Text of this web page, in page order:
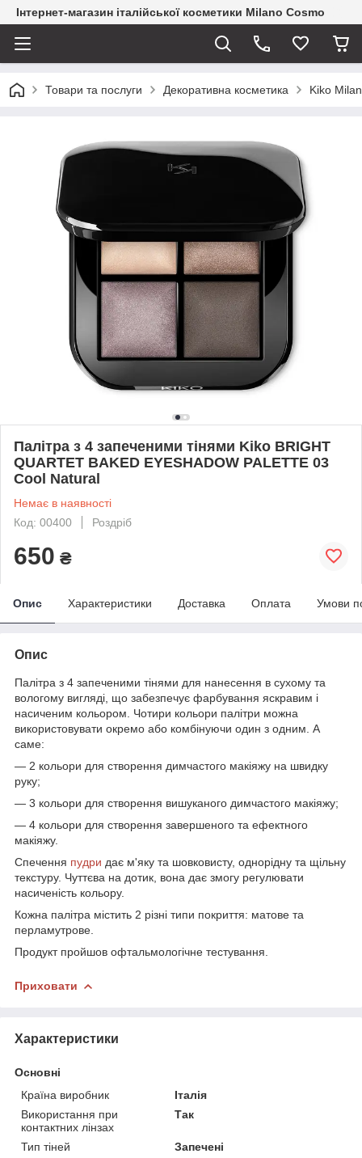
Інтернет-магазин італійської косметики Milano Cosmo
Товари та послуги Декоративна косметика Kiko
Палітра з 4 запеченими тінями Kiko BRIGHT
QUARTET BAKED EYESHADOW PALETTE 03
Cool Natural
Немає в наявності
Код: 00400
Роздріб
650 ₴
Опис Характеристики Доставка Оплата Умови
Опис
Палітра з 4 запеченими тінями для нанесення в сухому та
вологому вигляді, що забезпечує фарбування яскравим і
насиченим кольором. Чотири кольори палітри можна
використовувати окремо або комбінуючи один з одним. А
саме:
— 2 кольори для створення димчастого макіяжу на швидку
руку;
— 3 кольори для створення вишуканого димчастого макіяжу;
— 4 кольори для створення завершеного та ефектного
макіяжу.
Спечення пудри дає м'яку та шовковисту, однорідну та щільну
текстуру. Чуттєва на дотик, вона дає змогу регулювати
насиченість кольору.
Кожна палітра містить 2 різні типи покриття: матове та
перламутрове.
Продукт пройшов офтальмологічне тестування.
Приховати
Характеристики
Основні
Країна виробник
Італія
Використання при
контактних лінзах
Так
Тип тіней
Запечені